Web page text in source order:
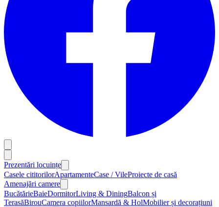
Prezentări locuințe
Casele cititorilorApartamenteCase / VileProiecte de casă
Amenajări camere
BucătărieBaieDormitorLiving & DiningBalcon și
TerasăBirouCamera copiilorMansardă & HolMobilier și decorațiuni